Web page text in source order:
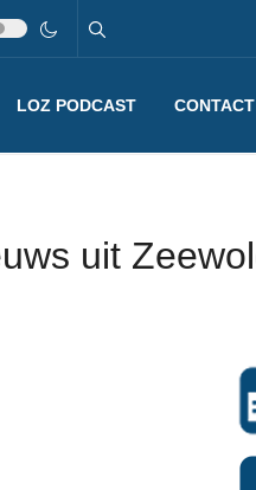
LOZ PODCAST CONTACT
uit